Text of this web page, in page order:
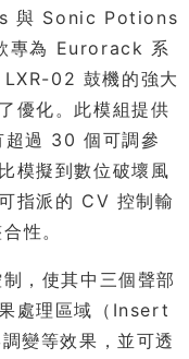
與 Sonic Potions
專為 Eurorack 系
LXR-02 鼓機的強大
優化。此模組提供
超過 30 個可調參
模擬到數位破壞風
指派的 CV 控制輸
性。
，使其中三個聲部
處理區域（Insert
變等效果，並可透